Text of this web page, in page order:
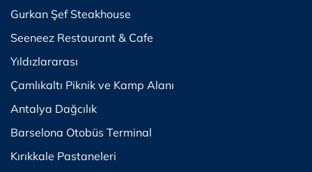
Gurkan Şef Steakhouse
Seeneez Restaurant & Cafe
Yıldızlararası
Çamlıkaltı Piknik ve Kamp Alanı
Antalya Dağcılık
Barselona Otobüs Terminal
Kırıkkale Pastaneleri